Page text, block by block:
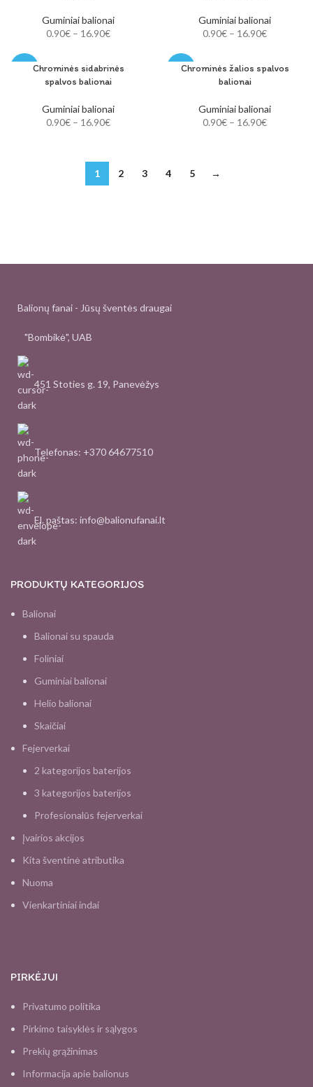
Guminiai balionai
0.90€ – 16.90€
Guminiai balionai
0.90€ – 16.90€
-48%Chrominės sidabrinės
spalvos balionai
Guminiai balionai
0.90€ – 16.90€
-48%
Chrominės žalios spalvos
balionai
Guminiai balionai
0.90€ – 16.90€
1 2 3 4 5 →
Balionų fanai - Jūsų šventės draugai
"Bombikė", UAB
451 Stoties g. 19, Panevėžys
Telefonas: +370 64677510
El. paštas: info@balionufanai.lt
PRODUKTŲ KATEGORIJOS
Balionai
Balionai su spauda
Foliniai
Guminiai balionai
Helio balionai
Skaičiai
Fejerverkai
2 kategorijos baterijos
3 kategorijos baterijos
Profesionalūs fejerverkai
Įvairios akcijos
Kita šventinė atributika
Nuoma
Vienkartiniai indai
PIRKĖJUI
Privatumo politika
Pirkimo taisyklės ir sąlygos
Prekių grąžinimas
Informacija apie balionus